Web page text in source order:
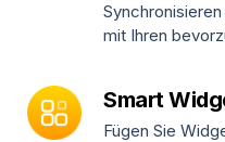
mit Ihren
Smart
Fügen Sie